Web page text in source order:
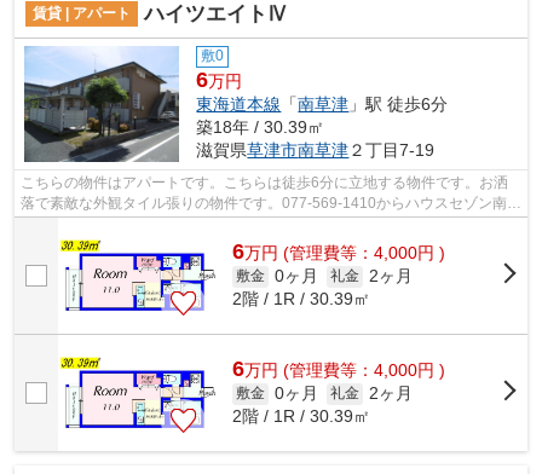
賃貸 | アパート ハイツエイトⅣ
敷0
6万円
東海道本線 「南草津 」駅 徒歩6分
築18年 / 30.39㎡
滋賀県草津市南草津２丁目7-19
こちらの物件はアパートです。こちらは徒歩6分に立地する物件です。お洒
落で素敵な外観タイル張りの物件です。077-569-1410からハウスセゾン南草
津店までお問い合わせいただけます。気...
6万円 (管理費等：4,000円 )
敷金 0ヶ月 礼金 2ヶ月
2階 / 1R / 30.39㎡
6万円 (管理費等：4,000円 )
敷金 0ヶ月 礼金 2ヶ月
2階 / 1R / 30.39㎡